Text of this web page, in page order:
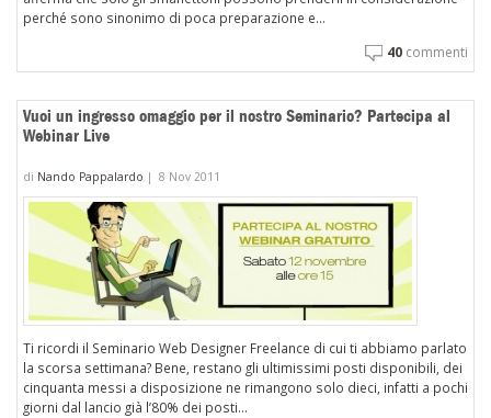
perché sono sinonimo di poca preparazione e...
40 commenti
Vuoi un ingresso omaggio per il nostro Seminario? Partecipa al
Webinar Live
di Nando Pappalardo | 8 Nov 2011
Ti ricordi il Seminario Web Designer Freelance di cui ti abbiamo parlato
la scorsa settimana? Bene, restano gli ultimissimi posti disponibili, dei
cinquanta messi a disposizione ne rimangono solo dieci, infatti a pochi
giorni dal lancio già l’80% dei posti...